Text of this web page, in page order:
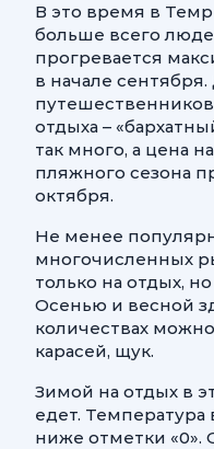
В это время в
больше всего
прогревается
в начале
отдыха –
так много, а цена
пляжного сезона
октября.
Не менее
многочисленных
только на отдых,
Осенью и весной
количествах
карасей, щук.
Зимой на отдых в
едет. Температура
ниже отметки «0».